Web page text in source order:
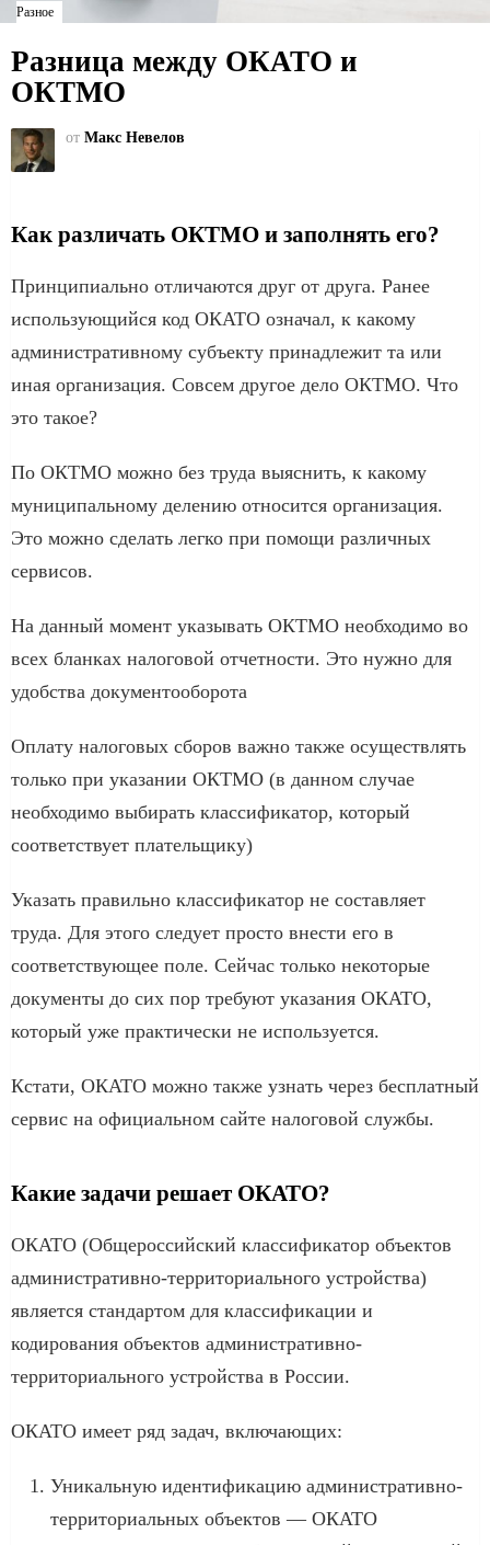
Разное
Разница между ОКАТО и
ОКТМО
от Макс Невелов
Как различать ОКТМО и заполнять его?
Принципиально отличаются друг от друга. Ранее
использующийся код ОКАТО означал, к какому
административному субъекту принадлежит та или
иная организация. Совсем другое дело ОКТМО. Что
это такое?
По ОКТМО можно без труда выяснить, к какому
муниципальному делению относится организация.
Это можно сделать легко при помощи различных
сервисов.
На данный момент указывать ОКТМО необходимо во
всех бланках налоговой отчетности. Это нужно для
удобства документооборота
Оплату налоговых сборов важно также осуществлять
только при указании ОКТМО (в данном случае
необходимо выбирать классификатор, который
соответствует плательщику)
Указать правильно классификатор не составляет
труда. Для этого следует просто внести его в
соответствующее поле. Сейчас только некоторые
документы до сих пор требуют указания ОКАТО,
который уже практически не используется.
Кстати, ОКАТО можно также узнать через бесплатный
сервис на официальном сайте налоговой службы.
Какие задачи решает ОКАТО?
ОКАТО (Общероссийский классификатор объектов
административно-территориального устройства)
является стандартом для классификации и
кодирования объектов административно-
территориального устройства в России.
ОКАТО имеет ряд задач, включающих:
Уникальную идентификацию административно-
территориальных объектов — ОКАТО